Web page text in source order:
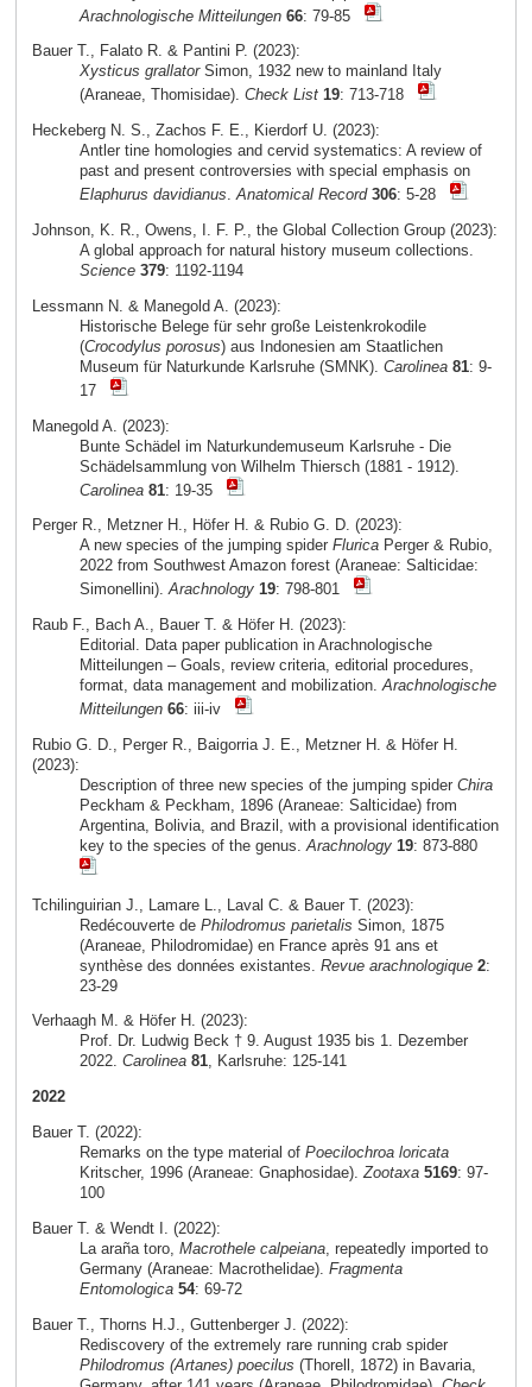
Arachnologische Mitteilungen 66: 79-85
Bauer T., Falato R. & Pantini P. (2023):
Xysticus grallatorSimon, 1932 new to mainland Italy
(Araneae, Thomisidae). Check List 19: 713-718
Heckeberg N. S., Zachos F. E., Kierdorf U. (2023):
Antler tine homologies and cervid systematics: A review of
past and present controversies with special emphasis on
Elaphurus davidianus.Anatomical Record 306: 5-28
Johnson, K. R., Owens, I. F. P., the Global Collection Group (2023):
A global approach for natural history museum collections.
Science 379: 1192-1194
Lessmann N. & Manegold A. (2023):
Historische Belege für sehr große Leistenkrokodile
(Crocodylus porosus) aus Indonesien am Staatlichen
Museum für Naturkunde Karlsruhe (SMNK). Carolinea 81: 9-
17
Manegold A. (2023):
Bunte Schädel im Naturkundemuseum Karlsruhe - Die
Schädelsammlung von Wilhelm Thiersch (1881 - 1912).
Carolinea 81: 19-35
Perger R., Metzner H., Höfer H. & Rubio G. D. (2023):
A new species of the jumping spider FluricaPerger & Rubio,
2022 from Southwest Amazon forest (Araneae: Salticidae:
Simonellini).Arachnology 19: 798-801
Raub F., Bach A., Bauer T. & Höfer H. (2023):
Editorial. Data paper publication in Arachnologische
Mitteilungen – Goals, review criteria, editorial procedures,
format, data management and mobilization.Arachnologische
Mitteilungen 66: iii-iv
Rubio G. D., Perger R., Baigorria J. E., Metzner H. & Höfer H.
(2023):
Description of three new species of the jumping spider Chira
Peckham & Peckham, 1896 (Araneae: Salticidae) from
Argentina, Bolivia, and Brazil, with a provisional identification
key to the species of the genus. Arachnology 19: 873-880
Tchilinguirian J., Lamare L., Laval C. & Bauer T. (2023):
Redécouverte de Philodromus parietalis Simon, 1875
(Araneae, Philodromidae) en France après 91 ans et
synthèse des données existantes. Revue arachnologique 2:
23-29
Verhaagh M. & Höfer H. (2023):
Prof. Dr. Ludwig Beck † 9. August 1935 bis 1. Dezember
2022. Carolinea 81, Karlsruhe: 125-141
2022
Bauer T. (2022):
Remarks on the type material of Poecilochroa loricata
Kritscher, 1996 (Araneae: Gnaphosidae).Zootaxa 5169: 97-
100
Bauer T. & Wendt I. (2022):
La araña toro, Macrothele calpeiana, repeatedly imported to
Germany (Araneae: Macrothelidae). Fragmenta
Entomologica 54: 69-72
Bauer T., Thorns H.J., Guttenberger J. (2022):
Rediscovery of the extremely rare running crab spider
Philodromus (Artanes) poecilus (Thorell, 1872) in Bavaria,